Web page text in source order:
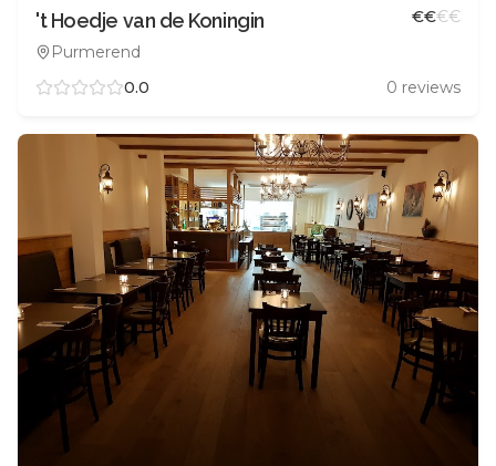
't Hoedje van de Koningin
Purmerend
€€€€
0.0 0 reviews